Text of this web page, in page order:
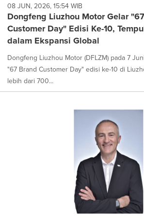
08 JUN, 2026, 15:54 WIB
Dongfeng Liuzhou Motor Gelar
Customer Day" Edisi Ke-10,
dalam Ekspansi Global
Dongfeng Liuzhou Motor (DFLZM) pada 7
"67 Brand Customer Day" edisi ke-10 di
lebih dari 700...